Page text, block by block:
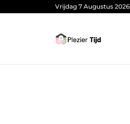
Vrijdag 7 Augustus 2026